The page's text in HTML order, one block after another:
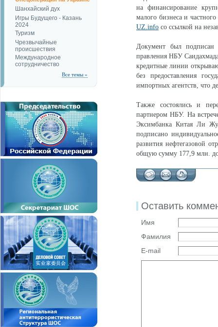
Шанхайский дух
Игры Будущего - Казань
2024
Туризм
Чрезвычайные
происшествия
Международное
сотрудничество
Все темы »
на финансирование
малого бизнеса и
UZ.info со ссылкой на
Документ был подписан
правления НБУ
кредитные линии
без предоставления
импортных агентств, что
Также состоялись и
партнером НБУ. На
Эксимбанка Китая Ли
подписано
развития нефтегазовой
общую сумму 177,9 млн.
Оставить
Имя
Фамилия
E-mail